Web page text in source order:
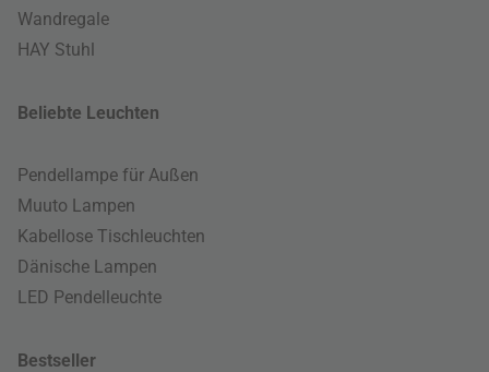
Wandregale
HAY Stuhl
Beliebte Leuchten
Pendellampe für Außen
Muuto Lampen
Kabellose Tischleuchten
Dänische Lampen
LED Pendelleuchte
Bestseller